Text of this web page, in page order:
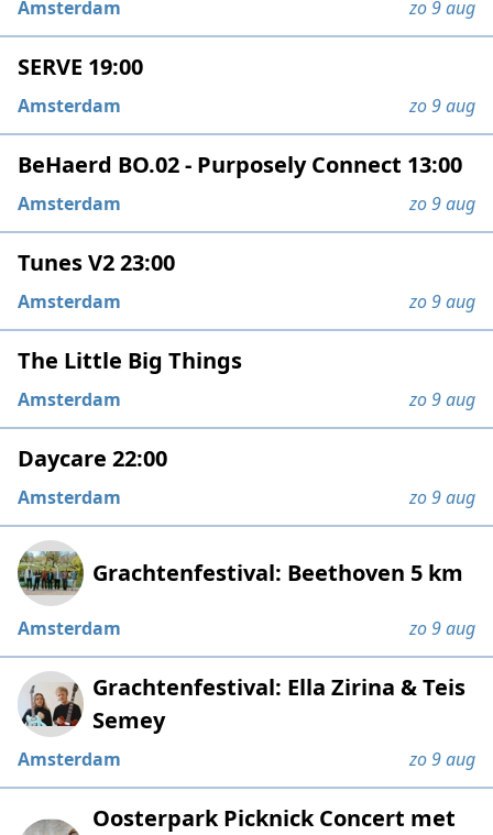
Amsterdam zo 9 aug
SERVE 19:00
Amsterdam zo 9 aug
BeHaerd BO.02 - Purposely Connect 13:00
Amsterdam zo 9 aug
Tunes V2 23:00
Amsterdam zo 9 aug
The Little Big Things
Amsterdam zo 9 aug
Daycare 22:00
Amsterdam zo 9 aug
Grachtenfestival: Beethoven 5 km
Amsterdam zo 9 aug
Grachtenfestival: Ella Zirina & Teis
Semey
Amsterdam zo 9 aug
Oosterpark Picknick Concert met